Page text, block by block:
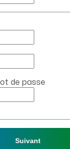
de passe
Suivant